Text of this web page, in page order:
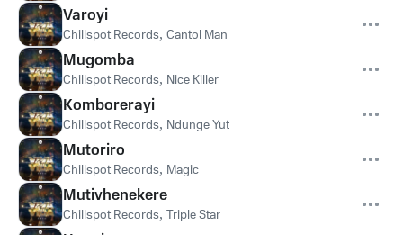
Varoyi
Chillspot Records, Cantol Man
Mugomba
Chillspot Records, Nice Killer
Komborerayi
Chillspot Records, Ndunge Yut
Mutoriro
Chillspot Records, Magic
Mutivhenekere
Chillspot Records, Triple Star